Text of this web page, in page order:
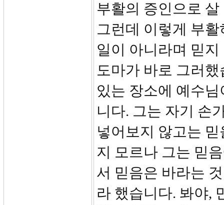
부활의 증인으로
그런데 이렇게 부
일이 아니라며 믿
도마가 바로 그러
있는 장소에 예수
니다. 그는 자기 손
넣어보지 않고는
지 모르나 그는 믿
서 믿음은 바라는
라 했습니다. 봐야,